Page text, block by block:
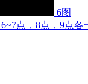
6图
点，8点，9点各